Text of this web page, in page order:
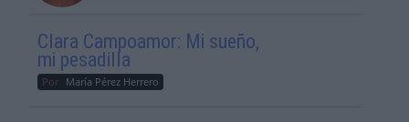
Clara Campoamor: Mi sueño,
mi pesadilla
Por María Pérez Herrero